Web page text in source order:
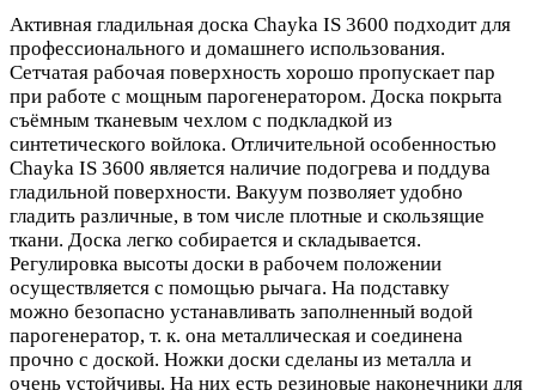
Активная гладильная доска Chayka IS 3600 подходит для
профессионального и домашнего использования.
Сетчатая рабочая поверхность хорошо пропускает пар
при работе с мощным парогенератором. Доска покрыта
съёмным тканевым чехлом с подкладкой из
синтетического войлока. Отличительной особенностью
Chayka IS 3600 является наличие подогрева и поддува
гладильной поверхности. Вакуум позволяет удобно
гладить различные, в том числе плотные и скользящие
ткани. Доска легко собирается и складывается.
Регулировка высоты доски в рабочем положении
осуществляется с помощью рычага. На подставку
можно безопасно устанавливать заполненный водой
парогенератор, т. к. она металлическая и соединена
прочно с доской. Ножки доски сделаны из металла и
очень устойчивы. На них есть резиновые наконечники для